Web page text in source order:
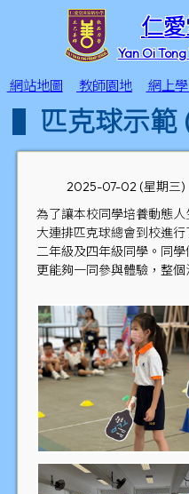
仁
Yan Oi
網站地圖 教師園地 網上
匹克球示範
2025-07-02 (星期三)
為了讓本校同學培養動態
大連排匹克球總會到校進
二年級及四年級同學。同學
更能夠一同參與體驗，整